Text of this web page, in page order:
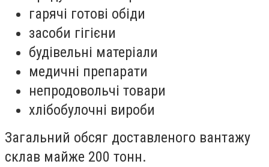
гарячі готові обіди
засоби гігієни
будівельні матеріали
медичні препарати
непродовольчі товари
хлібобулочні вироби
Загальний обсяг доставленого вантажу
склав майже 200 тонн.